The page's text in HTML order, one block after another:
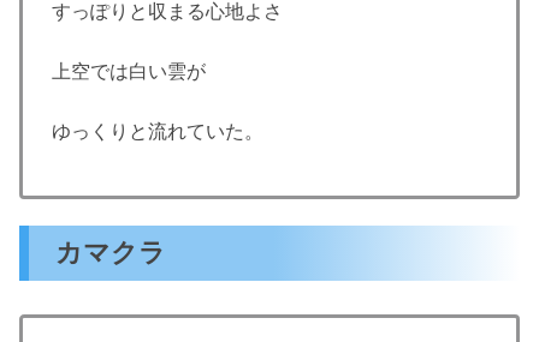
すっぽりと収まる心地よさ
上空では白い雲が
ゆっくりと流れていた。
カマクラ